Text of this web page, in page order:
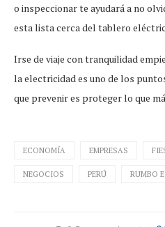
o inspeccionar te ayudará a no
esta lista cerca del tablero
Irse de viaje con tranquilidad
la electricidad es uno de los
que prevenir es proteger lo que
ECONOMÍA EMPRESAS
NEGOCIOS PERÚ RUMBO